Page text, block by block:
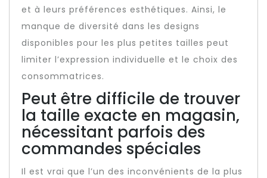
et à leurs préférences esthétiques. Ainsi, le
manque de diversité dans les designs
disponibles pour les plus petites tailles peut
limiter l’expression individuelle et le choix des
consommatrices.
Peut être difficile de trouver
la taille exacte en magasin,
nécessitant parfois des
commandes spéciales
Il est vrai que l’un des inconvénients de la plus